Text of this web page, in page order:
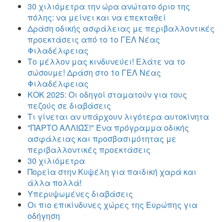
30 χιλιόμετρα την ώρα ανώτατο όριο της
πόλης: να μείνει και να επεκταθεί
Δράση οδικής ασφάλειας με περιβαλλοντικές
προεκτάσεις από το 1ο ΓΕΛ Νέας
Φιλαδέλφειας
Το μέλλον μας κινδυνεύει! Ελάτε να το
σώσουμε! Δράση στο 1ο ΓΕΛ Νέας
Φιλαδέλφειας
ΚΟΚ 2025: Οι οδηγοί σταματούν για τους
πεζούς σε διαβάσεις
Τι γίνεται αν υπάρχουν λιγότερα αυτοκίνητα
"ΠΑΡΤΟ ΑΛΛΙΏΣ!" Ένα πρόγραμμα οδικής
ασφάλειας και προσβασιμότητας με
περιβαλλοντικές προεκτάσεις
30 χιλιόμετρα
Πορεία στην Κυψέλη για παιδική χαρά και
άλλα πολλά!
Υπερυψωμένες διαβάσεις
Οι πιο επικίνδυνες χώρες της Ευρώπης για
οδήγηση